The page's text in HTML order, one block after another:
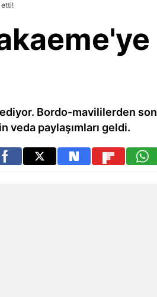
Bordo-mavililerden son
veda paylaşımları geldi.